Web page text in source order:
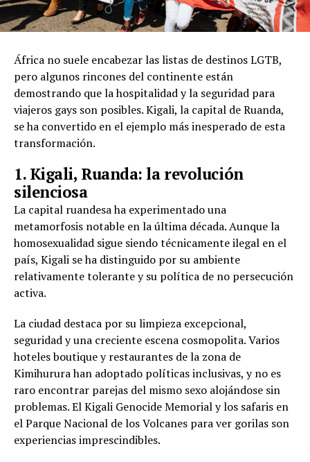
África no suele encabezar las listas de destinos LGTB,
pero algunos rincones del continente están
demostrando que la hospitalidad y la seguridad para
viajeros gays son posibles. Kigali, la capital de Ruanda,
se ha convertido en el ejemplo más inesperado de esta
transformación.
1. Kigali, Ruanda: la revolución
silenciosa
La capital ruandesa ha experimentado una
metamorfosis notable en la última década. Aunque la
homosexualidad sigue siendo técnicamente ilegal en el
país, Kigali se ha distinguido por su ambiente
relativamente tolerante y su política de no persecución
activa.
La ciudad destaca por su limpieza excepcional,
seguridad y una creciente escena cosmopolita. Varios
hoteles boutique y restaurantes de la zona de
Kimihurura han adoptado políticas inclusivas, y no es
raro encontrar parejas del mismo sexo alojándose sin
problemas. El Kigali Genocide Memorial y los safaris en
el Parque Nacional de los Volcanes para ver gorilas son
experiencias imprescindibles.